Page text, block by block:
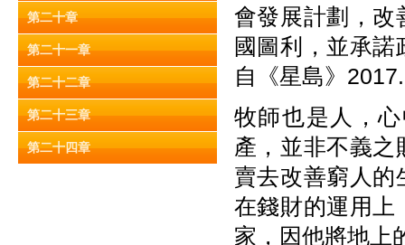
第二十章
第二十一章
第二十二章
第二十三章
第二十四章
會發展計劃，改
國圖利，並承
自《星島》
牧師也是人，
產，並非不義
賣去改善窮人的
在錢財的運用上
家，因他將地上